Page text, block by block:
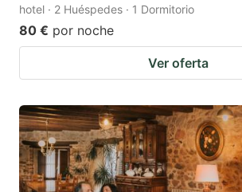
hotel · 2 Huéspedes · 1 Dormitorio
80 € por noche
Ver oferta